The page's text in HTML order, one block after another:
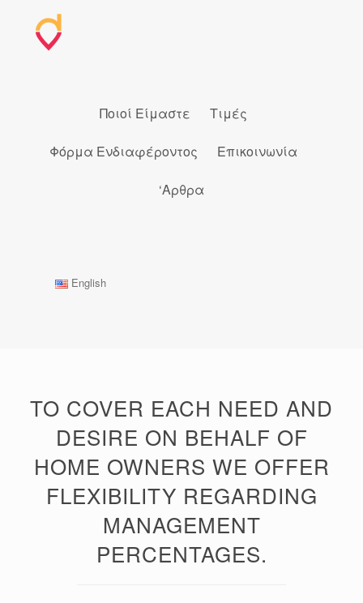
Ποιοί Είμαστε Τιμές
Φόρμα Ενδιαφέροντος Επικοινωνία
‘Αρθρα
English
TO COVER EACH NEED AND
DESIRE ON BEHALF OF
HOME OWNERS WE OFFER
FLEXIBILITY REGARDING
MANAGEMENT
PERCENTAGES.